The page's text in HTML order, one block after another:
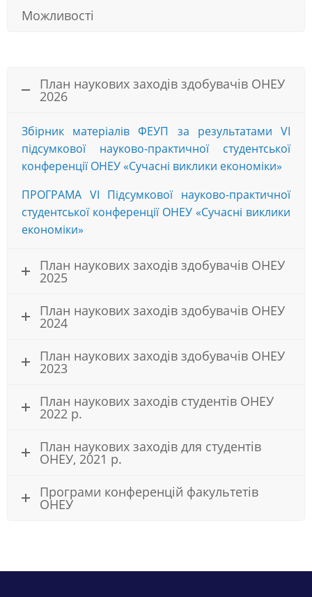
Можливості
План наукових заходів здобувачів ОНЕУ
2026
Збірник матеріалів ФЕУП за результатами VІ
підсумкової науково-практичної студентської
конференції ОНЕУ «Сучасні виклики економіки»
ПРОГРАМА VІ Підсумкової науково-практичної
студентської конференції ОНЕУ «Сучасні виклики
економіки»
План наукових заходів здобувачів ОНЕУ
2025
План наукових заходів здобувачів ОНЕУ
2024
План наукових заходів здобувачів ОНЕУ
2023
План наукових заходів студентів ОНЕУ
2022 р.
План наукових заходів для студентів
ОНЕУ, 2021 р.
Програми конференцій факультетів
ОНЕУ